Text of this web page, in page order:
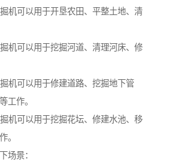
机可以用于开垦农田、平整土地、清
机可以用于挖掘河道、清理河床、修
机可以用于修建道路、挖掘地下管
工作。
机可以用于挖掘花坛、修建水池、移
。
场景：